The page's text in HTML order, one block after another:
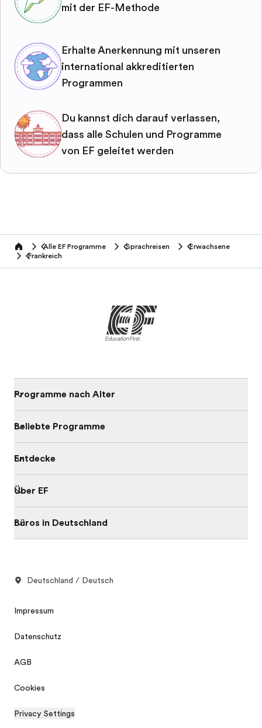
mit der EF-Methode
Erhalte Anerkennung mit unseren
international akkreditierten
Programmen
Du kannst dich darauf verlassen,
dass alle Schulen und Programme
von EF geleitet werden
home Alle EF Programme Sprachreisen
Erwachsene
Frankreich
Programme nach Alter
Beliebte Programme
Entdecke
Über EF
Büros in Deutschland
Deutschland / Deutsch
Impressum
Datenschutz
AGB
Cookies
Privacy Settings